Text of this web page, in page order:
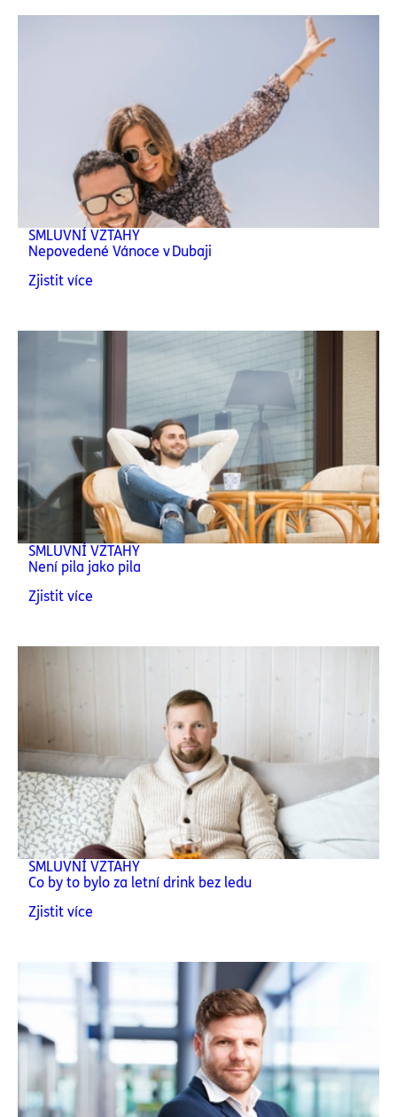
SMLUVNÍ VZTAHY
Nepovedené Vánoce v Dubaji
Zjistit více
SMLUVNÍ VZTAHY
Není pila jako pila
Zjistit více
SMLUVNÍ VZTAHY
Co by to bylo za letní drink bez ledu
Zjistit více